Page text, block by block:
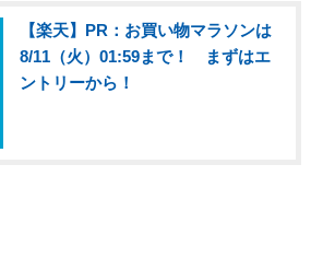
【楽天】PR：お買い物マラソンは
8/11（火）01:59まで！ まずはエ
ントリーから！